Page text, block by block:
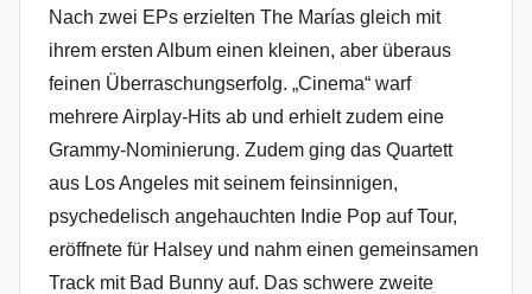
Nach zwei EPs erzielten The Marías gleich mit
ihrem ersten Album einen kleinen, aber überaus
feinen Überraschungserfolg. „Cinema“ warf
mehrere Airplay-Hits ab und erhielt zudem eine
Grammy-Nominierung. Zudem ging das Quartett
aus Los Angeles mit seinem feinsinnigen,
psychedelisch angehauchten Indie Pop auf Tour,
eröffnete für Halsey und nahm einen gemeinsamen
Track mit Bad Bunny auf. Das schwere zweite